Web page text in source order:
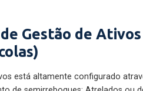
Gestão de
está altamente configurado
de semirreboques: Atrelados ou